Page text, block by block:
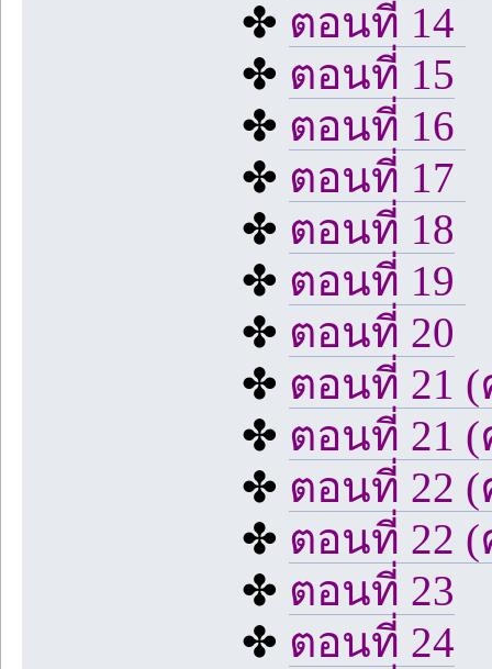
✤ ตอนที่ 14
✤ ตอนที่ 15
✤ ตอนที่ 16
✤ ตอนที่ 17
✤ ตอนที่ 18
✤ ตอนที่ 19
✤ ตอนที่ 20
✤ ตอนที่ 21
✤ ตอนที่ 21
✤ ตอนที่ 22
✤ ตอนที่ 22 (
✤ ตอนที่ 23
✤ ตอนที่ 24